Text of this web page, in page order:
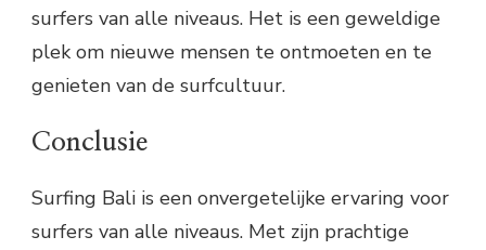
surfers van alle niveaus. Het is een geweldige
plek om nieuwe mensen te ontmoeten en te
genieten van de surfcultuur.
Conclusie
Surfing Bali is een onvergetelijke ervaring voor
surfers van alle niveaus. Met zijn prachtige